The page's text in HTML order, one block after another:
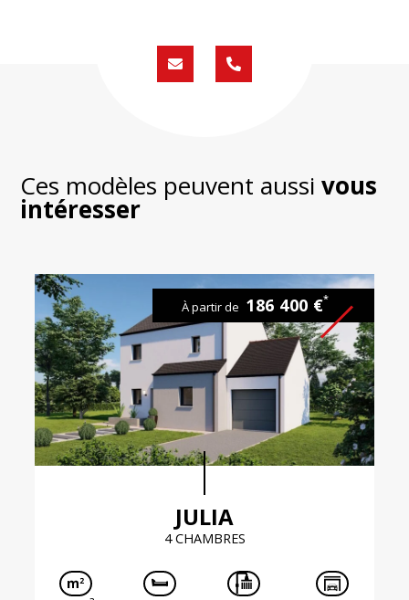
Formulaire
de
02
59
Ces modèles peuvent aussivous
intéresser
JULIA
4 CHAMBRES
À partir de 186 400 €*